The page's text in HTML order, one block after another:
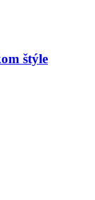
štýle